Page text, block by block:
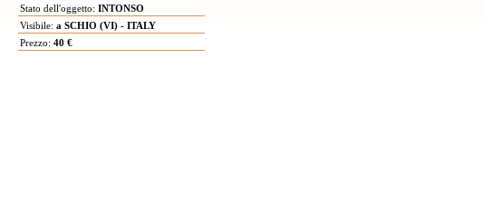
Stato dell'oggetto: INTONSO
Visibile: a SCHIO (VI) - ITALY
Prezzo: 40 €